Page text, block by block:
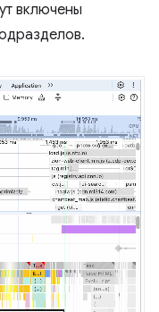
включены